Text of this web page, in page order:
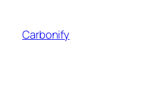
content
Carbonify